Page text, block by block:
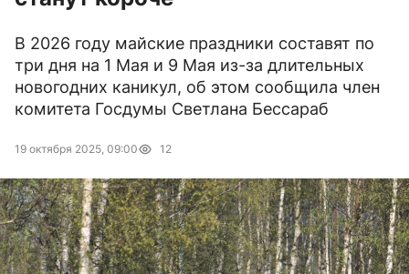
В 2026 году майские праздники составят по
три дня на 1 Мая и 9 Мая из-за длительных
новогодних каникул, об этом сообщила член
комитета Госдумы Светлана Бессараб
19 октября 2025, 09:00 12